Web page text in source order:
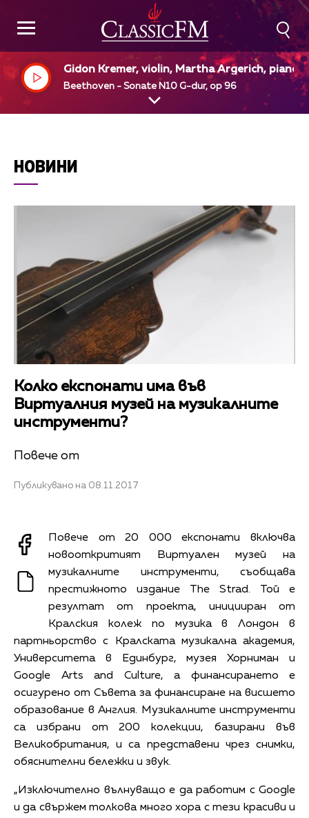
Gidon Kremer, violin, Martha Argerich, piano
Beethoven - Sonate N10 G-dur, op 96
НОВИНИ
Колко експонати има във
Виртуалния музей на музикалните
инструменти?
Повече от
Публикувано на 08.11.2017
Повече от 20 000 експонати включва
новооткритият Виртуален музей на
музикалните инструменти, съобщава
престижното издание The Strad. Той е
резултат от проекта, иницииран от
Кралския колеж по музика в Лондон в
партньорство с Кралската музикална академия,
Университета в Единбург, музея Хорниман и
Google Arts and Culture, а финансирането е
осигурено от Съвета за финансиране на висшето
образование в Англия. Музикалните инструменти
са избрани от 200 колекции, базирани във
Великобритания, и са представени чрез снимки,
обяснителни бележки и звук.
„Изключително вълнуващо е да работим с Google
и да свържем толкова много хора с тези красиви и